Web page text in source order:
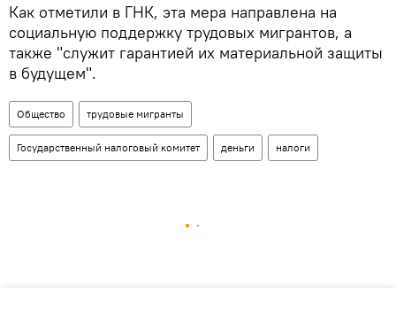
Как отметили в ГНК, эта мера направлена на
социальную поддержку трудовых мигрантов, а
также "служит гарантией их материальной защиты
в будущем".
Общество трудовые мигранты
Государственный налоговый комитет деньги налоги